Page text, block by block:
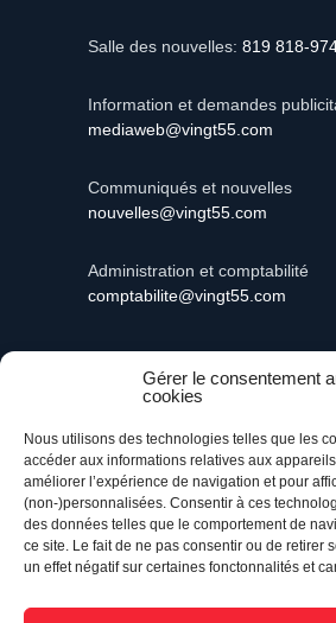
Gérer le consentement
cookies
Nous utilisons des technologies telles que les
accéder aux informations relatives aux
améliorer l’expérience de navigation et pour
(non-)personnalisées. Consentir à ces
des données telles que le comportement de
ce site. Le fait de ne pas consentir ou de retirer
un effet négatif sur certaines fonctonnalités et
Salle des nouvelles: 819 818-
Information et demandes
mediaweb@vingt55.com
Communiqués et nouvelles
nouvelles@vingt55.com
Administration et comptabilité
comptabilite@vingt55.com
réservés.